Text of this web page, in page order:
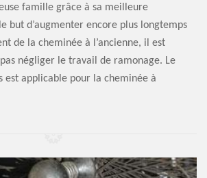
famille grâce à sa meilleure
but d’augmenter encore plus longtemps
de la cheminée à l’ancienne, il est
négliger le travail de ramonage. Le
est applicable pour la cheminée à